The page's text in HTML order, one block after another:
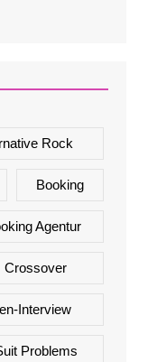
Rock
Booking
Agentur
Crossover
Interview
Problems